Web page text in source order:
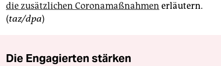
die zusätzlichen Coronamaßnahmen erläutern.
(taz/dpa)
Die Engagierten stärken